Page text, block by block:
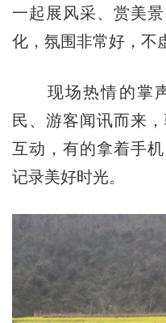
一起展风采、赏美
化，氛围非常好，不
现场热情的掌声
民、游客闻讯而来
互动，有的拿着手
记录美好时光。